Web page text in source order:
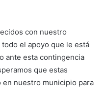
con nuestro
el apoyo que le está
ante esta contingencia
que estas
nuestro municipio para